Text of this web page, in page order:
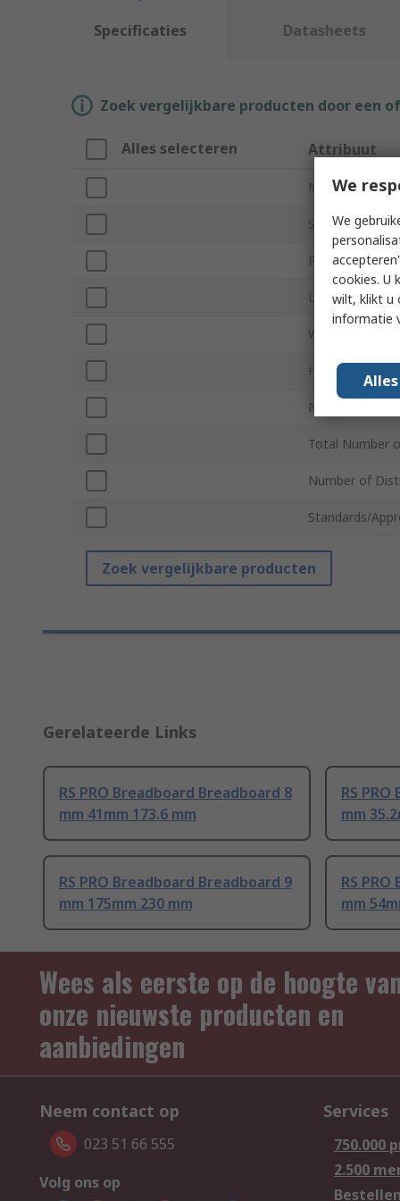
Specificaties Datasheets
Zoek vergelijkbare producten door een
Alles selecteren Attribuut
Merk
Sub Type
Product Type
Length
Width
Height
Number of
Total Number
Number of
Standards/
Zoek vergelijkbare producten
Gerelateerde Links
RS PRO Breadboard Breadboard 8
mm 41mm 173.6 mm
RS
mm
RS PRO Breadboard Breadboard 9
mm 175mm 230 mm
RS
mm
Wees als eerste op de hoogte
onze nieuwste producten en
aanbiedingen
Neem contact op
023 51 66 555
Volg ons op
Services
750.000
2.500
Bestellen
We
We
cookies. U
wilt, klikt u
informatie